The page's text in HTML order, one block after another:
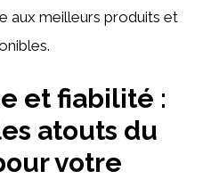
aux meilleurs produits et
et fiabilité :
atouts du
votre